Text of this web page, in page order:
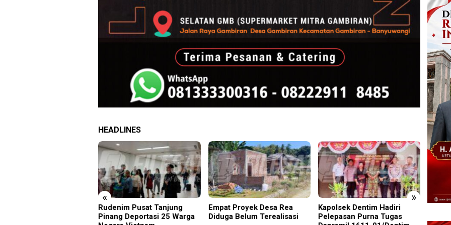
HEADLINES
« »
Rudenim Pusat Tanjung
Pinang Deportasi 25 Warga
Empat Proyek Desa Rea
Diduga Belum Terealisasi
Kapolsek Dentim Hadiri
Pelepasan Purna Tugas